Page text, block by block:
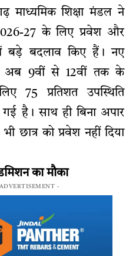
माध्यमिक शिक्षा मंडल ने
27के लिए प्रवेश और
में बड़े बदलाव किए हैं। नए
अब 9वीं से 12वीं तक के
लिए 75 प्रतिशत उपस्थिति
गई है। साथ ही बिना अपार
छात्र को प्रवेश नहीं दिया
का मौका
-